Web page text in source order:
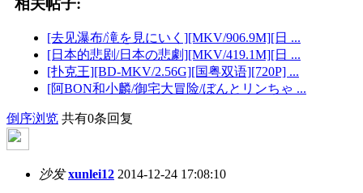
[去见瀑布/滝を見にいく][MKV/906.9M][日 ...
[日本的悲剧/日本の悲劇][MKV/419.1M][日 ...
[扑克王][BD-MKV/2.56G][国粤双语][720P] ...
[阿BON和小麟/御宅大冒险/ぼんとリンちゃ ...
倒序浏览 共有0条回复
沙发 xunlei12 2014-12-24 17:08:10